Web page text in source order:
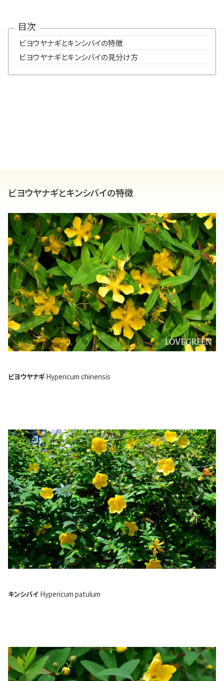
目次
ビヨウヤナギとキンシバイの特徴
ビヨウヤナギとキンシバイの見分け方
ビヨウヤナギとキンシバイの特徴
ビヨウヤナギHypericum chinensis
キンシバイ Hypericum patulum